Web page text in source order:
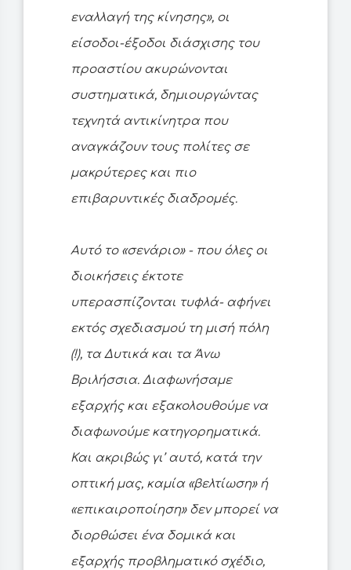
εναλλαγή της κίνησης», οι
είσοδοι-έξοδοι διάσχισης του
προαστίου ακυρώνονται
συστηματικά, δημιουργώντας
τεχνητά αντικίνητρα που
αναγκάζουν τους πολίτες σε
μακρύτερες και πιο
επιβαρυντικές διαδρομές.
Αυτό το «σενάριο» - που όλες οι
διοικήσεις έκτοτε
υπερασπίζονται τυφλά- αφήνει
εκτός σχεδιασμού τη μισή πόλη
(!), τα Δυτικά και τα Άνω
Βριλήσσια. Διαφωνήσαμε
εξαρχής και εξακολουθούμε να
διαφωνούμε κατηγορηματικά.
Και ακριβώς γι’ αυτό, κατά την
οπτική μας, καμία «βελτίωση» ή
«επικαιροποίηση» δεν μπορεί να
διορθώσει ένα δομικά και
εξαρχής προβληματικό σχέδιο,